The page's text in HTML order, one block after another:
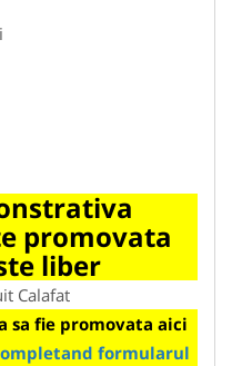
promovata
liber
Calafat
sa fie promovata aici
formularul